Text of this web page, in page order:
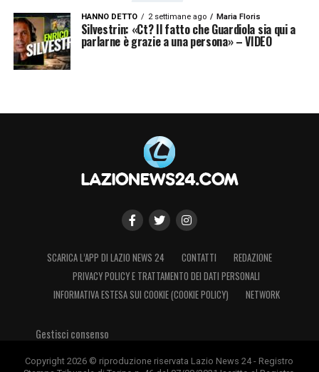
HANNO DETTO 2 settimane ago Maria Floris
Silvestrin: «Ct? Il fatto che Guardiola sia qui a
parlarne è grazie a una persona» – VIDEO
SCARICA L’APP DI LAZIO NEWS 24 CONTATTI
REDAZIONE
PRIVACY POLICY E TRATTAMENTO DEI DATI PERSONALI
INFORMATIVA ESTESA SUI COOKIE (COOKIE POLICY)
NETWORK
Gestisci consenso
Copyright 2026 © riproduzione riservata Lazio News 24 - Registro